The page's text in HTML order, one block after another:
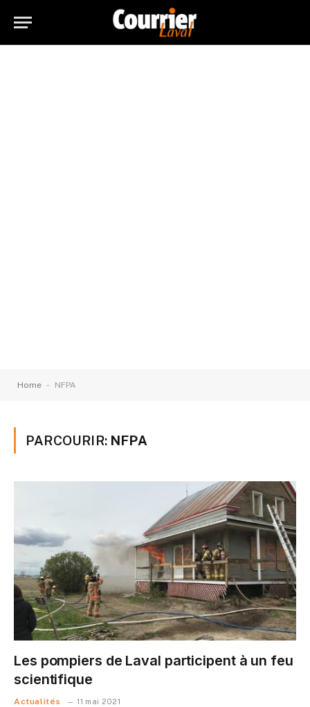
Home - NFPA
PARCOURIR: NFPA
Les pompiers de Laval participent à un feu
scientifique
Actualités 11 mai 2021